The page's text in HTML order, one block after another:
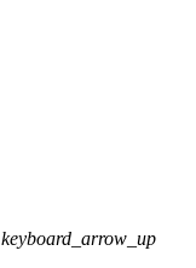
keyboard_arrow_up